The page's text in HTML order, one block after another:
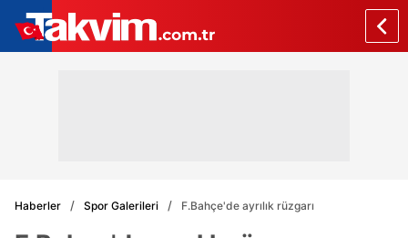
Haberler Spor Galerileri F.Bahçe'de ayrılık rüzgarı